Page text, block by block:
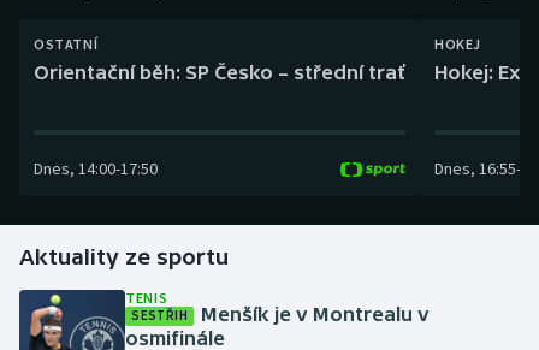
Curling
Golf
Gymnastika
OSTATNÍ
Orientační běh: SP Česko – střední trať
Dnes, 14:00-17:50
HOKEJ
Hokej:
Dnes, 16:55-
Aktuality ze sportu
TENIS
SESTŘIH
Menšík je v Montrealu v
osmifinále